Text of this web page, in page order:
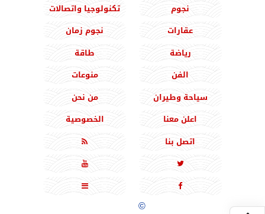
نجوم
تكنولوجيا واتصالات
عقارات
نجوم زمان
رياضة
طاقة
الفن
منوعات
سياحة وطيران
من نحن
اعلن معنا
الخصوصية
اتصل بنا





جميع الحقوق محفوظة©